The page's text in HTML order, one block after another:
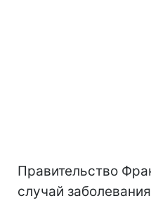
Правительство
случай